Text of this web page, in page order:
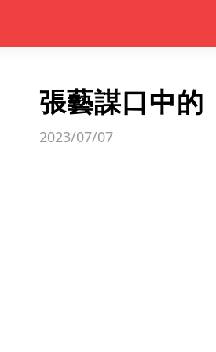
張藝謀口中的
2023/07/07